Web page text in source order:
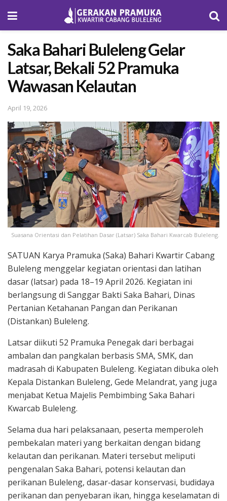
Saka Bahari Buleleng Gelar
Latsar, Bekali 52 Pramuka
Wawasan Kelautan
April 19, 2026
Suasana Orientasi dan Pelatihan Dasar (Latsar) Saka Bahari Kwarcab Buleleng.
SATUAN Karya Pramuka (Saka) Bahari Kwartir Cabang
Buleleng menggelar kegiatan orientasi dan latihan
dasar (latsar) pada 18–19 April 2026. Kegiatan ini
berlangsung di Sanggar Bakti Saka Bahari, Dinas
Pertanian Ketahanan Pangan dan Perikanan
(Distankan) Buleleng.
Latsar diikuti 52 Pramuka Penegak dari berbagai
ambalan dan pangkalan berbasis SMA, SMK, dan
madrasah di Kabupaten Buleleng. Kegiatan dibuka oleh
Kepala Distankan Buleleng, Gede Melandrat, yang juga
menjabat Ketua Majelis Pembimbing Saka Bahari
Kwarcab Buleleng.
Selama dua hari pelaksanaan, peserta memperoleh
pembekalan materi yang berkaitan dengan bidang
kelautan dan perikanan. Materi tersebut meliputi
pengenalan Saka Bahari, potensi kelautan dan
perikanan Buleleng, dasar-dasar konservasi, budidaya
perikanan dan penyebaran ikan, hingga keselamatan di